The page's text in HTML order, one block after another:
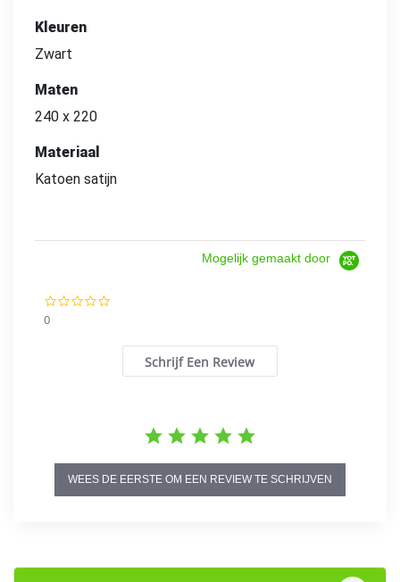
Kleuren
Zwart
Maten
240 x 220
Materiaal
Katoen satijn
Mogelijk gemaakt door
0
Schrijf Een Review
WEES DE EERSTE OM EEN REVIEW TE SCHRIJVEN